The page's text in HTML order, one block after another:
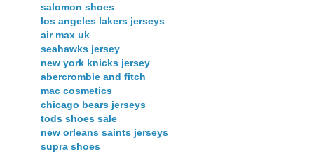
salomon shoes
los angeles lakers jerseys
air max uk
seahawks jersey
new york knicks jersey
abercrombie and fitch
mac cosmetics
chicago bears jerseys
tods shoes sale
new orleans saints jerseys
supra shoes